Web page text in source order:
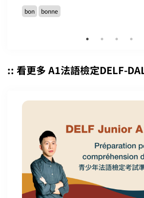
bon bonne
:: 看更多 A1法語檢定DELF-